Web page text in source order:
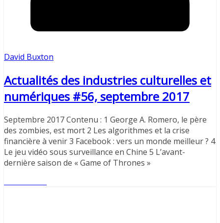
David Buxton
Actualités des industries culturelles et
numériques #56, septembre 2017
Septembre 2017 Contenu : 1 George A. Romero, le père
des zombies, est mort 2 Les algorithmes et la crise
financière à venir 3 Facebook : vers un monde meilleur ? 4
Le jeu vidéo sous surveillance en Chine 5 L’avant-
dernière saison de « Game of Thrones »